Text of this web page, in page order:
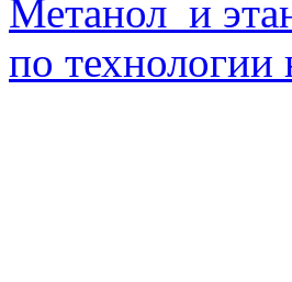
Метанол и
по технологии